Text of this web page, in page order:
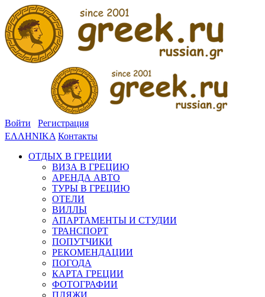
Войти
Регистрация
ΕΛΛΗΝΙΚΑ Контакты
ОТДЫХ В ГРЕЦИИ
ВИЗА В ГРЕЦИЮ
АРЕНДА АВТО
ТУРЫ В ГРЕЦИЮ
ОТЕЛИ
ВИЛЛЫ
АПАРТАМЕНТЫ И СТУДИИ
ТРАНСПОРТ
ПОПУТЧИКИ
РЕКОМЕНДАЦИИ
ПОГОДА
КАРТА ГРЕЦИИ
ФОТОГРАФИИ
ПЛЯЖИ